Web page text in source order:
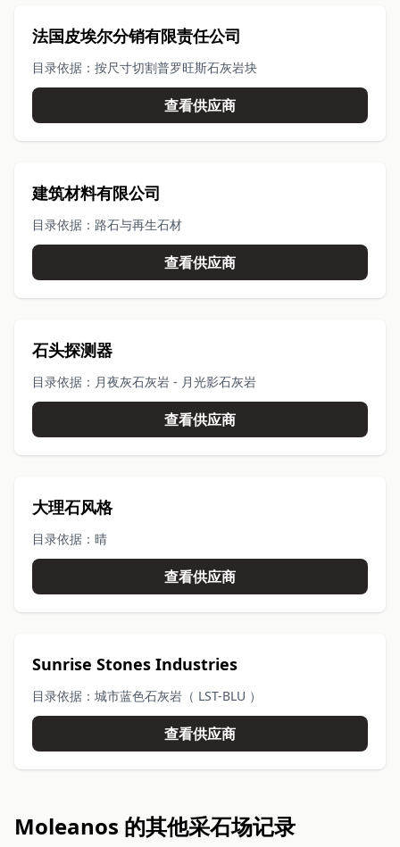
法国皮埃尔分销有限责任公司
目录依据：按尺寸切割普罗旺斯石灰岩块
查看供应商
建筑材料有限公司
目录依据：路石与再生石材
查看供应商
石头探测器
目录依据：月夜灰石灰岩 - 月光影石灰岩
查看供应商
大理石风格
目录依据：晴
查看供应商
Sunrise Stones Industries
目录依据：城市蓝色石灰岩（ LST-BLU ）
查看供应商
Moleanos 的其他采石场记录